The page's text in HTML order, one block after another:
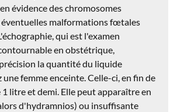
évidence des chromosomes
éventuelles malformations fœtales
qui est l'examen
en obstétrique,
la quantité du liquide
femme enceinte. Celle-ci, en fin de
1 litre et demi. Elle peut apparaître en
d'hydramnios) ou insuffisante